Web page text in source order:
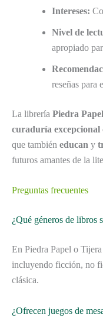
Intereses:
Nivel de
apropiado
reseñas para
La librería Piedra
curaduría excepcional
que también educan y
futuros amantes de la
Preguntas frecuentes
¿Qué géneros de libros
En Piedra Papel o
incluyendo ficción, no
clásica.
¿Ofrecen juegos de